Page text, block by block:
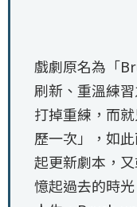
戲劇原名為「
刷新、重溫練
打掉重練，而
歷一次」，如
起更新劇本，
憶起過去的時